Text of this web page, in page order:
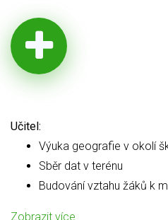
Učitel:
Výuka geografie v okolí
Sběr dat v terénu
Budování vztahu žáků k
Zobrazit více